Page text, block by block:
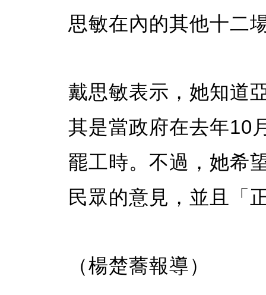
思敏在內的其他十二
戴思敏表示，她知道
其是當政府在去年10
罷工時。不過，她希
民眾的意見，並且「
（楊楚蕎報導）